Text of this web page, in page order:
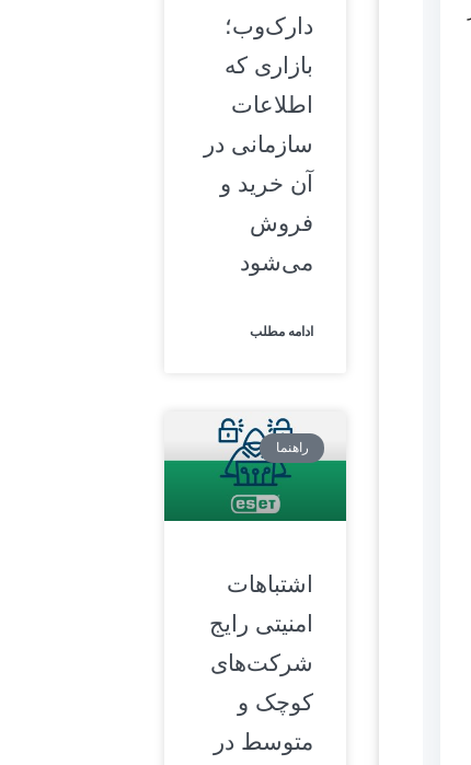
دارک‌وب؛
بازاری که
اطلاعات
سازمانی در
آن خرید و
فروش
می‌شود
ادامه مطلب
راهنما
اشتباهات
امنیتی رایج
شرکت‌های
کوچک و
متوسط در